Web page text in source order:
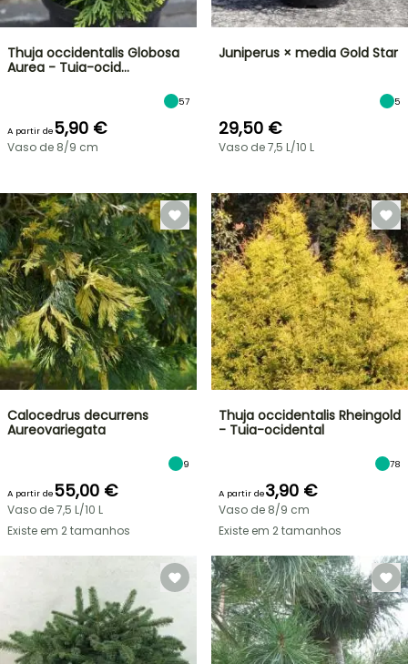
Thuja occidentalis Globosa
Aurea - Tuia-ocid…
57
A partir de5,90 €
Vaso de 8/9 cm
Juniperus × media Gold Star
5
29,50 €
Vaso de 7,5 L/10 L
Calocedrus decurrens
Aureovariegata
9
A partir de55,00 €
Vaso de 7,5 L/10 L
Existe em 2 tamanhos
Thuja occidentalis Rheingold
- Tuia-ocidental
78
A partir de3,90 €
Vaso de 8/9 cm
Existe em 2 tamanhos